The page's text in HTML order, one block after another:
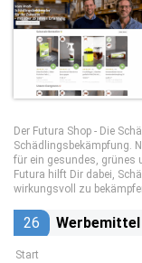
Der Futura Shop - Die
Schädlingsbekämpfung.
für ein gesundes, grünes
Futura hilft Dir dabei,
wirkungsvoll zu
26 Werbemittel
Start